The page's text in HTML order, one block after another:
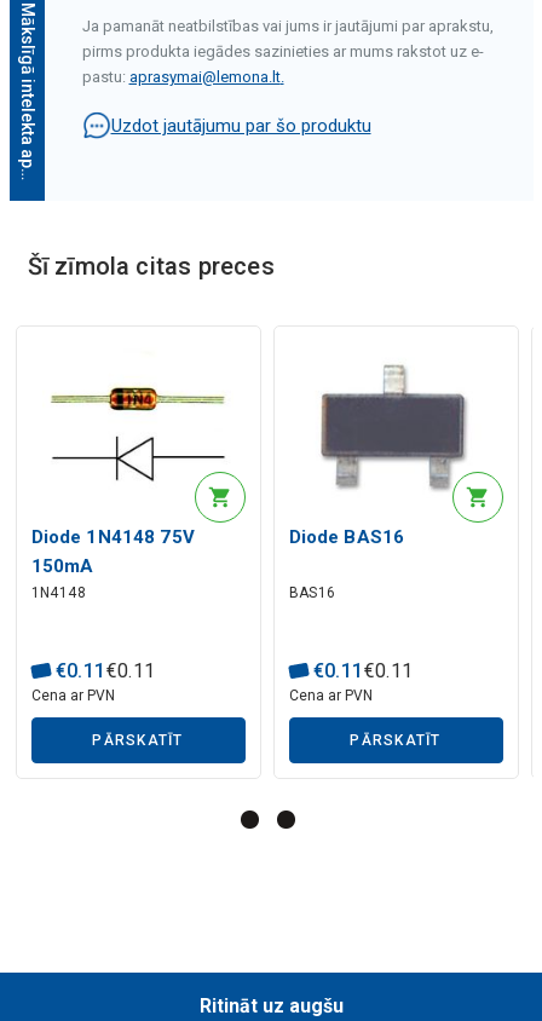
M
ā
k
s
l
ī
g
ā
i
n
t
e
l
e
k
t
a
a
p
r
a
k
s
t
s
Mākslīgā intelekta apraksts
Mākslīgā intelekta apraksts
Mākslīgā intelekta apraksts
Ja pamanāt neatbilstības vai jums ir jautājumi par aprakstu,
pirms produkta iegādes sazinieties ar mums rakstot uz e-
pastu: aprasymai@lemona.lt.
Uzdot jautājumu par šo produktu
Šī zīmola citas preces
Diode 1N4148 75V
150mA
1N4148
€0.11 €0.11
Cena ar PVN
PĀRSKATĪT
Diode BAS16
BAS16
€0.11 €0.11
Cena ar PVN
PĀRSKATĪT
Ritināt uz augšu